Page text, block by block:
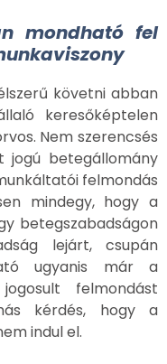
mondható fel
követni abban
keresőképtelen
Nem szerencsés
jogú betegállomány
felmondás
mindegy, hogy a
betegszabadságon
lejárt, csupán
ugyanis már a
felmondást
kérdés, hogy a
indul el.